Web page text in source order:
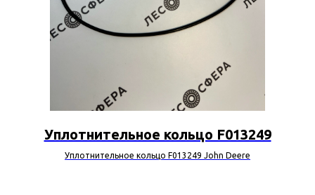
Уплотнительное кольцо F013249
Уплотнительное кольцо F013249 John Deere